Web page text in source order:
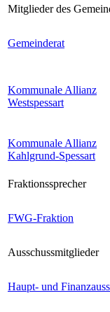
Mitglieder des
Gemeinderat
Kommunale Allianz
Westspessart
Kommunale Allianz
Kahlgrund-Spessart
Fraktionssprecher
FWG-Fraktion
Ausschussmitglieder
Haupt- und